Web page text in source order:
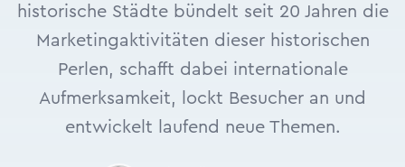
historische Städte bündelt seit 20 Jahren die
Marketingaktivitäten dieser historischen
Perlen, schafft dabei internationale
Aufmerksamkeit, lockt Besucher an und
entwickelt laufend neue Themen.